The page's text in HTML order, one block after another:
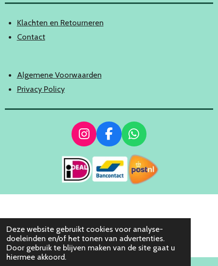
Deze website gebruikt cookies voor analyse-
doeleinden en/of het tonen van advertenties.
Door gebruik te blijven maken van de site gaat u
hiermee akkoord.
Klachten en Retourneren
Contact
Algemene Voorwaarden
Privacy Policy
I
n
s
t
a
g
a
m
F
a
c
e
b
o
k
W
h
a
t
s
A
p